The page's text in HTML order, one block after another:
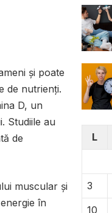
și poate
de nutrienți.
D, un
Studiile au
de
muscular și
în
L
3
10